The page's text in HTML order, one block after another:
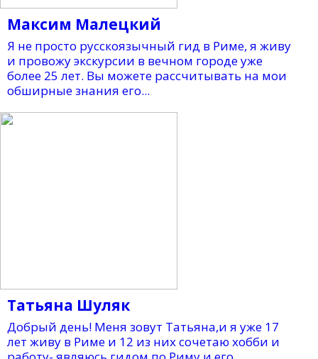
Максим Малецкий
Я не просто русскоязычный гид в Риме, я живу
и провожу экскурсии в вечном городе уже
более 25 лет. Вы можете рассчитывать на мои
обширные знания его...
Татьяна Шуляк
Добрый день! Меня зовут Татьяна,и я уже 17
лет живу в Риме и 12 из них сочетаю хобби и